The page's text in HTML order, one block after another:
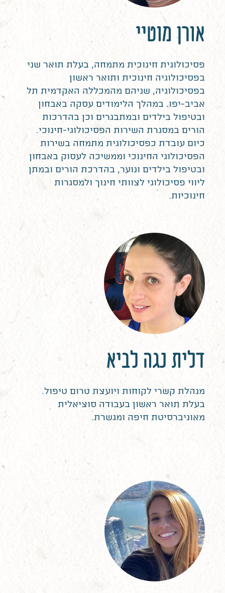
אורן מוטיי
פסיכולוגית חינוכית מתמחה, בעלת תואר שני
בפסיכולוגיה חינוכית ותואר ראשון
בפסיכולוגיה, שניהם מהמכללה האקדמית תל
אביב-יפו. במהלך הלימודים עסקה באבחון
ובטיפול בילדים ובמתבגרים וכן בהדרכות
הורים במסגרת השירות הפסיכולוגי-חינוכי.
כיום עובדת כפסיכולוגית מתמחה בשירות
הפסיכולוגי החינוכי וממשיכה לעסוק באבחון
ובטיפול בילדים ונוער, בהדרכת הורים ובמתן
ליווי פסיכולוגי לצוותי חינוך ולמסגרות
חינוכיות.
דלית נגה לביא
מנהלת קשרי לקוחות ויועצת טרום טיפול.
בעלת תואר ראשון בעבודה סוציאלית
מאוניברסיטת חיפה ומגשרת.